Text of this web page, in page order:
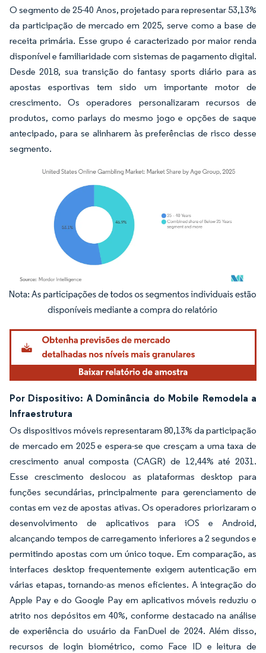
O segmento de 25-40 Anos, projetado para representar 53,13%
da participação de mercado em 2025, serve como a base de
receita primária. Esse grupo é caracterizado por maior renda
disponível e familiaridade com sistemas de pagamento digital.
Desde 2018, sua transição do fantasy sports diário para as
apostas esportivas tem sido um importante motor de
crescimento. Os operadores personalizaram recursos de
produtos, como parlays do mesmo jogo e opções de saque
antecipado, para se alinharem às preferências de risco desse
segmento.
Imagem © Mordor Intelligence. O reuso requer atribuição conforme CC BY 4.0.
Por Dispositivo: A Dominância do Mobile Remodela a
Infraestrutura
Os dispositivos móveis representaram 80,13% da participação
de mercado em 2025 e espera-se que cresçam a uma taxa de
crescimento anual composta (CAGR) de 12,44% até 2031.
Esse crescimento deslocou as plataformas desktop para
funções secundárias, principalmente para gerenciamento de
contas em vez de apostas ativas. Os operadores priorizaram o
desenvolvimento de aplicativos para iOS e Android,
alcançando tempos de carregamento inferiores a 2 segundos e
permitindo apostas com um único toque. Em comparação, as
interfaces desktop frequentemente exigem autenticação em
várias etapas, tornando-as menos eficientes. A integração do
Apple Pay e do Google Pay em aplicativos móveis reduziu o
atrito nos depósitos em 40%, conforme destacado na análise
de experiência do usuário da FanDuel de 2024. Além disso,
recursos de login biométrico, como Face ID e leitura de